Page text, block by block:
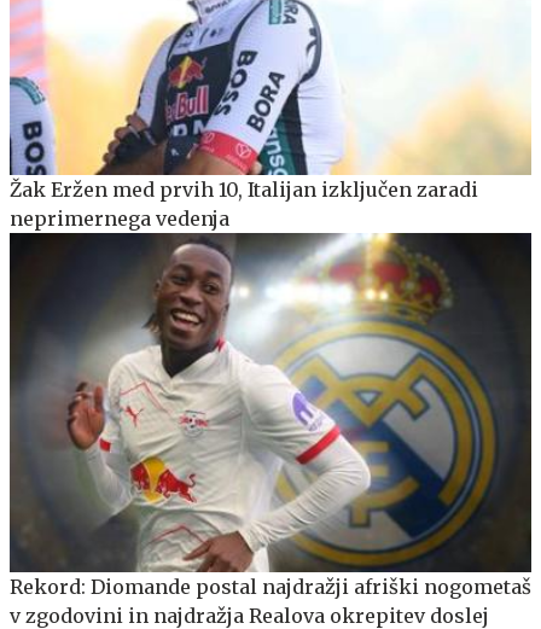
Žak Eržen med prvih 10, Italijan izključen zaradi
neprimernega vedenja
Rekord: Diomande postal najdražji afriški nogometaš
v zgodovini in najdražja Realova okrepitev doslej